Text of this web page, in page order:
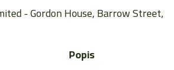
- Gordon House, Barrow Street,
Popis